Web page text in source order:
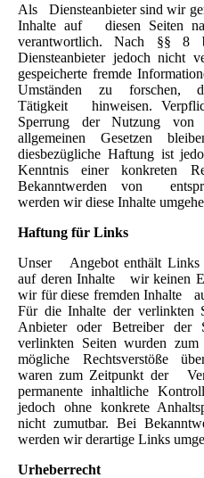
Als Diensteanbieter sind wir
Inhalte auf diesen Seiten
verantwortlich. Nach §§
Diensteanbieter jedoch nicht
gespeicherte fremde
Umständen zu forschen,
Tätigkeit hinweisen.
Sperrung der Nutzung
allgemeinen Gesetzen
diesbezügliche Haftung ist
Kenntnis einer konkreten
Bekanntwerden von
werden wir diese Inhalte
Haftung für Links
Unser Angebot enthält Links
auf deren Inhalte wir keinen
wir für diese fremden Inhalte
Für die Inhalte der
Anbieter oder Betreiber
verlinkten Seiten wurden
mögliche Rechtsverstöße
waren zum Zeitpunkt der
permanente inhaltliche
jedoch ohne konkrete
nicht zumutbar. Bei
werden wir derartige Links
Urheberrecht